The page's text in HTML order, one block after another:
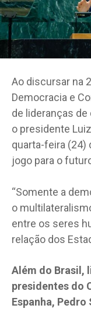
Ao discursar na
Democracia e
de lideranças de
o presidente
quarta-feira (24)
jogo para o
“Somente a
o
entre os seres
relação dos
Além do Brasil,
presidentes do
Espanha, Pedro